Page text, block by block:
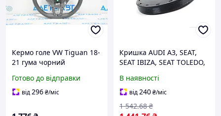
Кермо голе VW Tiguan 18-
21 гума чорний
Готово до відправки
від296₴/міс
Кришка AUDI A3, SEAT,
SEAT IBIZA, SEAT TOLEDO,
OCTAVIA, VW BORA, VW
GOLF VOLKSWAGEN
VW.02M301211B
В наявності
від240₴/міс
1 542.68 ₴